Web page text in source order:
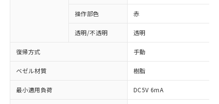
操作部色 赤
透明/不透明 透明
復帰方式 手動
ベゼル材質 樹脂
最小適用負荷 DC5V 6mA